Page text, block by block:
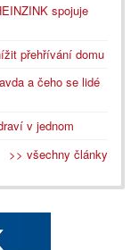
spojuje
přehřívání domu
a čeho se lidé
v jednom
>> všechny články